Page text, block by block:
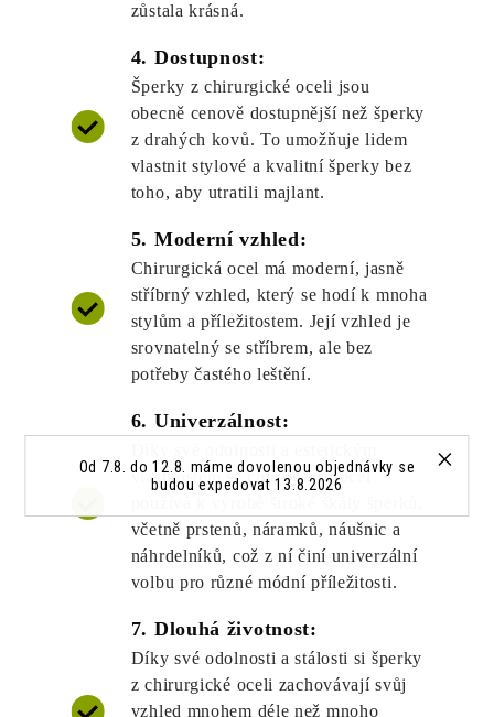
Od 7.8. do 12.8. máme dovolenou objednávky se
budou expedovat 13.8.2026
zůstala krásná.
4. Dostupnost:
Šperky z chirurgické oceli jsou
obecně cenově dostupnější než šperky
z drahých kovů. To umožňuje lidem
vlastnit stylové a kvalitní šperky bez
toho, aby utratili majlant.
5. Moderní vzhled:
Chirurgická ocel má moderní, jasně
stříbrný vzhled, který se hodí k mnoha
stylům a příležitostem. Její vzhled je
srovnatelný se stříbrem, ale bez
potřeby častého leštění.
6. Univerzálnost:
vlastnostem se chirurgická ocel
včetně prstenů, náramků, náušnic a
náhrdelníků, což z ní činí univerzální
volbu pro různé módní příležitosti.
7. Dlouhá životnost:
Díky své odolnosti a stálosti si šperky
z chirurgické oceli zachovávají svůj
vzhled mnohem déle než mnoho